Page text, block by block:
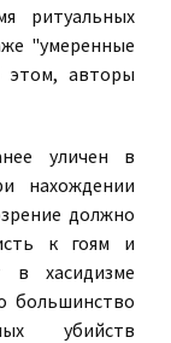
ритуальных
"умеренные
этом, авторы
уличен в
нахождении
должно
к гоям и
в хасидизме
большинство
убийств